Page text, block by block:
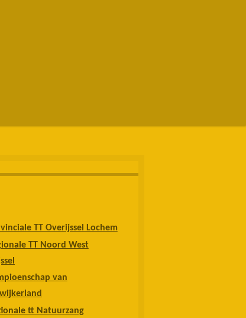
TT Overijssel Lochem
TT Noord West
van
tt Natuurzang